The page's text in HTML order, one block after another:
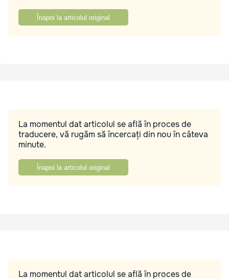
Înapoi la articolul original
La momentul dat articolul se află în proces de
traducere, vă rugăm să încercați din nou în câteva
minute.
Înapoi la articolul original
La momentul dat articolul se află în proces de